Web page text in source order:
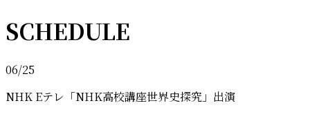
SCHEDULE
06/25
NHK Eテレ「NHK高校講座世界史探究」出演